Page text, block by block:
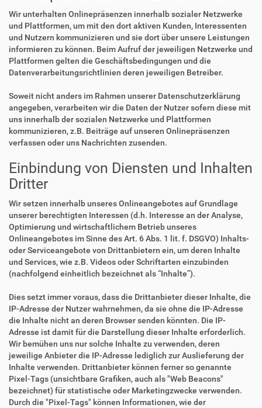
Wir unterhalten Onlinepräsenzen innerhalb sozialer Netzwerke
und Plattformen, um mit den dort aktiven Kunden, Interessenten
und Nutzern kommunizieren und sie dort über unsere Leistungen
informieren zu können. Beim Aufruf der jeweiligen Netzwerke und
Plattformen gelten die Geschäftsbedingungen und die
Datenverarbeitungsrichtlinien deren jeweiligen Betreiber.
Soweit nicht anders im Rahmen unserer Datenschutzerklärung
angegeben, verarbeiten wir die Daten der Nutzer sofern diese mit
uns innerhalb der sozialen Netzwerke und Plattformen
kommunizieren, z.B. Beiträge auf unseren Onlinepräsenzen
verfassen oder uns Nachrichten zusenden.
Einbindung von Diensten und Inhalten
Dritter
Wir setzen innerhalb unseres Onlineangebotes auf Grundlage
unserer berechtigten Interessen (d.h. Interesse an der Analyse,
Optimierung und wirtschaftlichem Betrieb unseres
Onlineangebotes im Sinne des Art. 6 Abs. 1 lit. f. DSGVO) Inhalts-
oder Serviceangebote von Drittanbietern ein, um deren Inhalte
und Services, wie z.B. Videos oder Schriftarten einzubinden
(nachfolgend einheitlich bezeichnet als “Inhalte”).
Dies setzt immer voraus, dass die Drittanbieter dieser Inhalte, die
IP-Adresse der Nutzer wahrnehmen, da sie ohne die IP-Adresse
die Inhalte nicht an deren Browser senden könnten. Die IP-
Adresse ist damit für die Darstellung dieser Inhalte erforderlich.
Wir bemühen uns nur solche Inhalte zu verwenden, deren
jeweilige Anbieter die IP-Adresse lediglich zur Auslieferung der
Inhalte verwenden. Drittanbieter können ferner so genannte
Pixel-Tags (unsichtbare Grafiken, auch als "Web Beacons"
bezeichnet) für statistische oder Marketingzwecke verwenden.
Durch die "Pixel-Tags" können Informationen, wie der